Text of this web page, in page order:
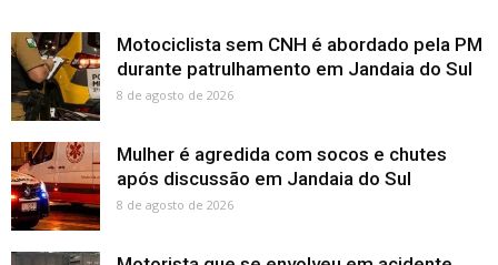
Motociclista sem CNH é abordado pela PM
durante patrulhamento em Jandaia do Sul
8 de agosto de 2026
Mulher é agredida com socos e chutes
após discussão em Jandaia do Sul
8 de agosto de 2026